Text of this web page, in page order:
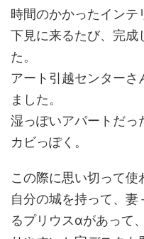
時間のかかったインテ
下見に来るたび、完成
た。
アート引越センター
ました。
湿っぽいアパートだっ
カビっぽく。
この際に思い切って使
自分の城を持って、
るプリウスαがあって